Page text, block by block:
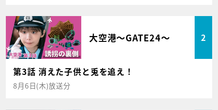
大空港～GATE24～ 2
第3話 消えた子供と兎を追え！
8月6日(木)放送分